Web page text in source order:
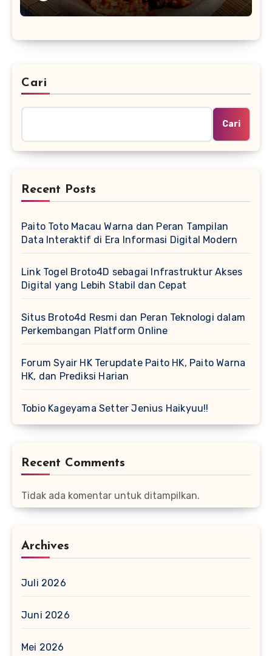
Cari
Cari
Recent Posts
Paito Toto Macau Warna dan Peran Tampilan
Data Interaktif di Era Informasi Digital Modern
Link Togel Broto4D sebagai Infrastruktur Akses
Digital yang Lebih Stabil dan Cepat
Situs Broto4d Resmi dan Peran Teknologi dalam
Perkembangan Platform Online
Forum Syair HK Terupdate Paito HK, Paito Warna
HK, dan Prediksi Harian
Tobio Kageyama Setter Jenius Haikyuu!!
Recent Comments
Tidak ada komentar untuk ditampilkan.
Archives
Juli 2026
Juni 2026
Mei 2026